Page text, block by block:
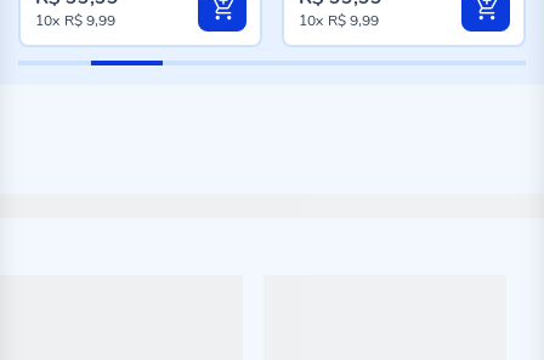
10x R$ 9,99 10x R$ 9,99